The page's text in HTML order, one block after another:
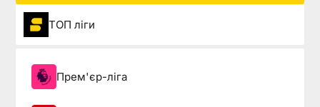
ТОП ліги
Прем'єр-ліга